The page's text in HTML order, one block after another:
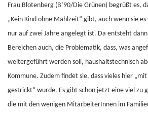
Frau Blotenberg (B‘90/Die Grünen) begrüßt es,
„Kein Kind ohne Mahlzeit“ gibt, auch wenn sie es
nur auf zwei Jahre angelegt ist. Da entsteht
Bereichen auch, die Problematik, dass, was
weitergeführt werden soll, haushaltstechnisch
Kommune. Zudem findet sie, dass vieles hier
gestrickt“ wurde. Es gibt schon jetzt eine viel zu
die mit den wenigen MitarbeiterInnen im